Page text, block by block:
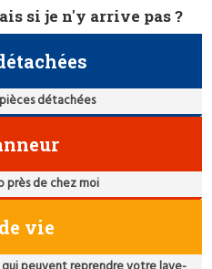
si je n'y arrive pas ?
détachées
près de chez moi
vie